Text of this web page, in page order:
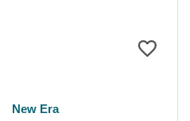
New Era